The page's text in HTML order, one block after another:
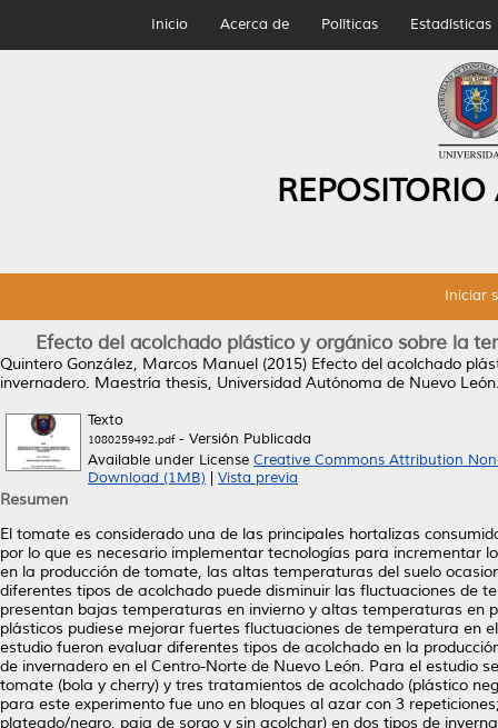
Inicio Acerca de Políticas Estadísticas
Iniciar
Efecto del acolchado plástico y orgánico sobre la
Quintero González, Marcos Manuel (2015) Efecto del acolchado
invernadero. Maestría thesis, Universidad Autónoma de Nuevo
Texto
1080259492.pdf- Versión Publicada
Available under License Creative Commons Attribution
Download (1MB)
Vista previa
Resumen
El tomate es considerado una de las principales hortalizas
por lo que es necesario implementar tecnologías para
en la producción de tomate, las altas temperaturas del suelo
diferentes tipos de acolchado puede disminuir las fluctuaciones de
presentan bajas temperaturas en invierno y altas temperaturas en
plásticos pudiese mejorar fuertes fluctuaciones de temperatura en
estudio fueron evaluar diferentes tipos de acolchado en la
de invernadero en el Centro-Norte de Nuevo León. Para el estudio
tomate (bola y cherry) y tres tratamientos de acolchado (plástico
para este experimento fue uno en bloques al azar con 3
plateado/negro, paja de sorgo y sin acolchar) en dos tipos de